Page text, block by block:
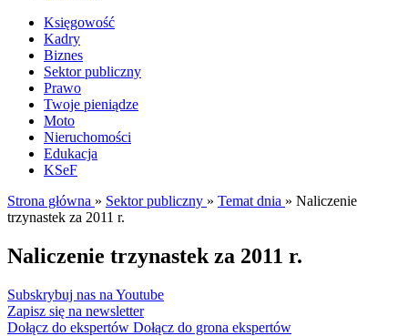
Księgowość
Kadry
Biznes
Sektor publiczny
Prawo
Twoje pieniądze
Moto
Nieruchomości
Edukacja
KSeF
Strona główna » Sektor publiczny » Temat dnia » Naliczenie
trzynastek za 2011 r.
Naliczenie trzynastek za 2011 r.
Subskrybuj nas na Youtube
Zapisz się na newsletter
Dołącz do ekspertów Dołącz do grona ekspertów